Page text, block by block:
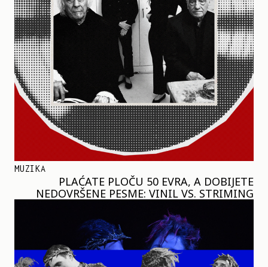
MUZIKA
PLAĆATE PLOČU 50 EVRA, A DOBIJETE
NEDOVRŠENE PESME: VINIL VS. STRIMING